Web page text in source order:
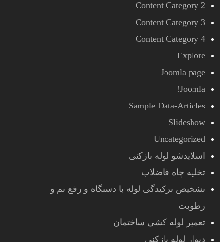
Content Category 2
Content Category 3
Content Category 4
Explore
Joomla page
Joomla!
Sample Data-Articles
Slideshow
Uncategorized
اسلایدشو لوله بازکنی
تخلیه چاه فاضلاب
تشخیص ترکیدگی لوله با دستگاه و رفع نم و
رطوبت
تعمیر لوله کشی ساختمان
دیوار لوله بازکنی